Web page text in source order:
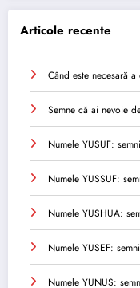
Articole recente
Când este necesară
Semne că ai nevoie
Numele YUSUF:
Numele YUSSUF:
Numele YUSHUA:
Numele YUSEF:
Numele YUNUS: